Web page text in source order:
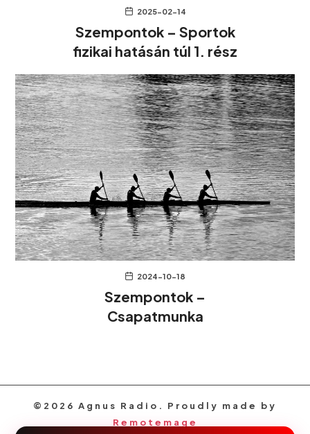
2025-02-14
Szempontok – Sportok
fizikai hatásán túl 1. rész
2024-10-18
Szempontok –
Csapatmunka
©2026 Agnus Radio. Proudly made by
Remotemage